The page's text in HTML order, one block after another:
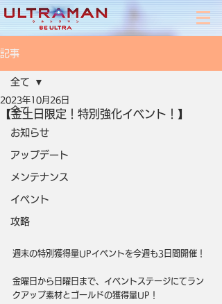
記事
全て
お知らせ
アップデート
メンテナンス
イベント
攻略
全て
【金土日限定！特別強化イベント！】
2023年10月26日
週末の特別獲得量UPイベントを今週も3日間開催！
金曜日から日曜日まで、イベントステージにてラン
クアップ素材とゴールドの獲得量UP！